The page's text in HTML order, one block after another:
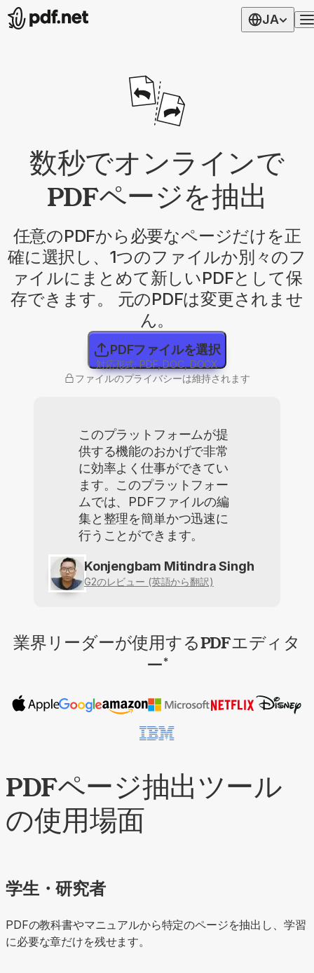
JA
数秒でオンラインで
PDFページを抽出
任意のPDFから必要なページだけを正
確に選択し、1つのファイルか別々のフ
ァイルにまとめて新しいPDFとして保
存できます。 元のPDFは変更されませ
ん。
PDFファイルを選択
対応形式: PDF, DOC, DOCX
ファイルのプライバシーは維持されます
このプラットフォームが提
供する機能のおかげで非常
に効率よく仕事ができてい
ます。このプラットフォー
ムでは、PDFファイルの編
集と整理を簡単かつ迅速に
行うことができます。
Konjengbam Mitindra Singh
G2のレビュー (英語から翻訳)
業界リーダーが使用するPDFエディタ
ー*
PDFページ抽出ツール
の使用場面
学生・研究者
PDFの教科書やマニュアルから特定のページを抽出し、学習
に必要な章だけを残せます。